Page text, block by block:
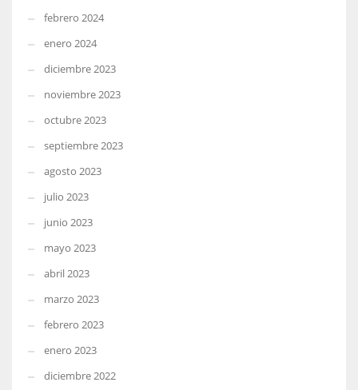
febrero 2024
enero 2024
diciembre 2023
noviembre 2023
octubre 2023
septiembre 2023
agosto 2023
julio 2023
junio 2023
mayo 2023
abril 2023
marzo 2023
febrero 2023
enero 2023
diciembre 2022